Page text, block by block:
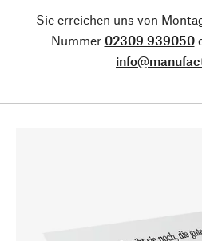
Sie erreichen uns von
Nummer 02309 939050